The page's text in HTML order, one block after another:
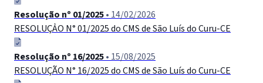
Resolução nº 01/2025• 14/02/2026
RESOLUÇẢO N° 01/2025 do CMS de São Luís do Curu-CE
Resolução nº 16/2025• 15/08/2025
RESOLUÇÃO N° 16/2025 do CMS de São Luís do Curu-CE